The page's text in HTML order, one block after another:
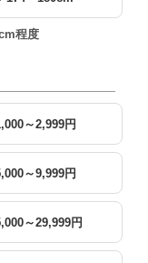
程度
～2,999円
～9,999円
～29,999円